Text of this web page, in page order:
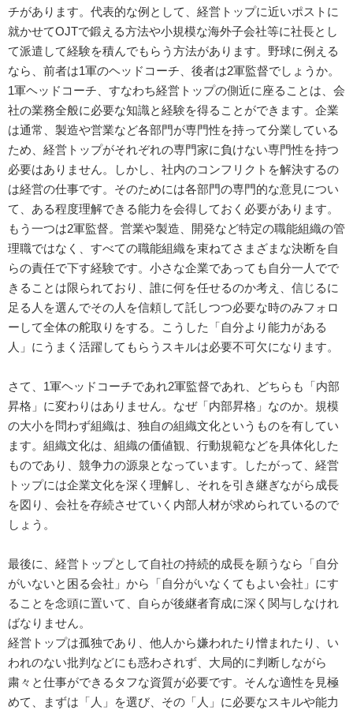
チがあります。代表的な例として、経営トップに近いポストに
就かせてOJTで鍛える方法や小規模な海外子会社等に社長とし
て派遣して経験を積んでもらう方法があります。野球に例える
なら、前者は1軍のヘッドコーチ、後者は2軍監督でしょうか。
1軍ヘッドコーチ、すなわち経営トップの側近に座ることは、会
社の業務全般に必要な知識と経験を得ることができます。企業
は通常、製造や営業など各部門が専門性を持って分業している
ため、経営トップがそれぞれの専門家に負けない専門性を持つ
必要はありません。しかし、社内のコンフリクトを解決するの
は経営の仕事です。そのためには各部門の専門的な意見につい
て、ある程度理解できる能力を会得しておく必要があります。
もう一つは2軍監督。営業や製造、開発など特定の職能組織の管
理職ではなく、すべての職能組織を束ねてさまざまな決断を自
らの責任で下す経験です。小さな企業であっても自分一人でで
きることは限られており、誰に何を任せるのか考え、信じるに
足る人を選んでその人を信頼して託しつつ必要な時のみフォロ
ーして全体の舵取りをする。こうした「自分より能力がある
人」にうまく活躍してもらうスキルは必要不可欠になります。
さて、1軍ヘッドコーチであれ2軍監督であれ、どちらも「内部
昇格」に変わりはありません。なぜ「内部昇格」なのか。規模
の大小を問わず組織は、独自の組織文化というものを有してい
ます。組織文化は、組織の価値観、行動規範などを具体化した
ものであり、競争力の源泉となっています。したがって、経営
トップには企業文化を深く理解し、それを引き継ぎながら成長
を図り、会社を存続させていく内部人材が求められているので
しょう。
最後に、経営トップとして自社の持続的成長を願うなら「自分
がいないと困る会社」から「自分がいなくてもよい会社」にす
ることを念頭に置いて、自らが後継者育成に深く関与しなけれ
ばなりません。
経営トップは孤独であり、他人から嫌われたり憎まれたり、い
われのない批判などにも惑わされず、大局的に判断しながら
粛々と仕事ができるタフな資質が必要です。そんな適性を見極
めて、まずは「人」を選び、その「人」に必要なスキルや能力